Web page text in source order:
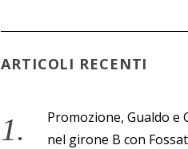
ARTICOLI RECENTI
Promozione, Gualdo e
nel girone B con